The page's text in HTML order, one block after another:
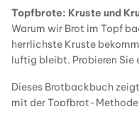
Topfbrote: Kruste und
Warum wir Brot im Topf
herrlichste Kruste
luftig bleibt. Probieren Sie
Dieses Brotbackbuch
mit der Topfbrot-Methode